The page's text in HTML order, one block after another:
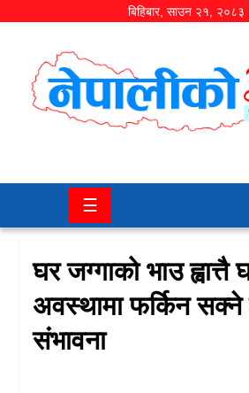
बिहिबार,साउन २१, २०८३
समाज/
चितवन
मनोरञ्जन
अर्थ/
बजार
☰
घर जग्गाको भाउ ह्वात्तै
अवस्थामा फर्किन
संभावना